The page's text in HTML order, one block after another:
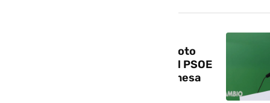
Suspenden la anulación de un voto
después de que la candidata del PSOE
por Granada se equivocara de mesa